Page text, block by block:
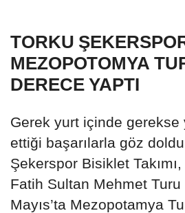
TORKU
MEZOPOTOMYA
DERECE YAPTI
Gerek yurt içinde gerekse
ettiği başarılarla göz
Şekerspor Bisiklet
Fatih Sultan Mehmet
Mayıs’ta Mezopotamya